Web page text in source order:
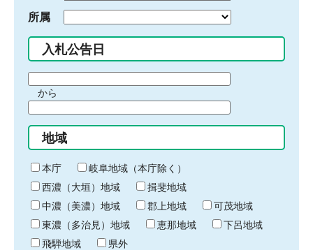
所属
入札公告日
間
始
り
から
間
終
わ
り
地域
本庁
岐阜地域（本庁除く）
西濃（大垣）地域
揖斐地域
中濃（美濃）地域
郡上地域
可茂地域
東濃（多治見）地域
恵那地域
下呂地域
飛騨地域
県外